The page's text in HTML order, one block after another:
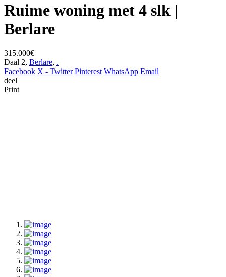
Ruime woning met 4 slk |
Berlare
315.000€
Daal 2, Berlare, .
Facebook X - Twitter Pinterest WhatsApp Email
deel
Print